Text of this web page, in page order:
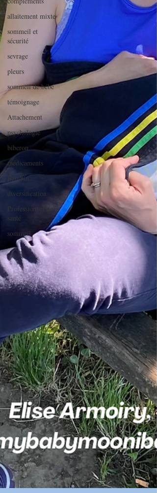
allaitement mixte
sommeil et
sécurité
sevrage
pleurs
sommeil de bébé
témoignage
Attachement
psychologie
biberon
médicaments
Bambin
diversification
Professionnel de
santé
sommeil